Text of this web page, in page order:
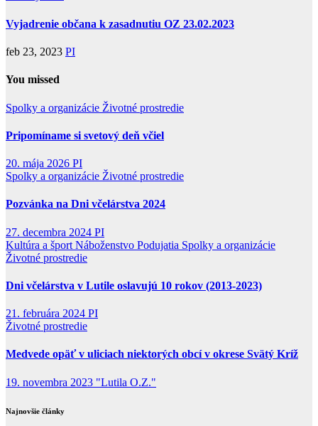
Vyjadrenie občana k zasadnutiu OZ 23.02.2023
feb 23, 2023 PI
You missed
Spolky a organizácie Životné prostredie
Pripomíname si svetový deň včiel
20. mája 2026 PI
Spolky a organizácie Životné prostredie
Pozvánka na Dni včelárstva 2024
27. decembra 2024 PI
Kultúra a šport Náboženstvo Podujatia Spolky a organizácie
Životné prostredie
Dni včelárstva v Lutile oslavujú 10 rokov (2013-2023)
21. februára 2024 PI
Životné prostredie
Medvede opäť v uliciach niektorých obcí v okrese Svätý Kríž
19. novembra 2023 "Lutila O.Z."
Najnovšie články